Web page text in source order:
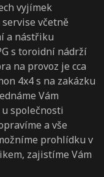
vyjímek
včetně
a nástřiku
s toroidní nádrží
na provoz je cca
4x4 s na zakázku
Vám
společnosti
a vše
prohlídku v
zajistíme Vám